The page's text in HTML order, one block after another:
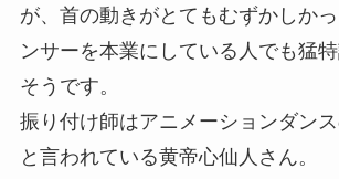
が、首の動きがとてもむずかしか
ンサーを本業にしている人でも猛
そうです。
振り付け師はアニメーションダン
と言われている黄帝心仙人さん。